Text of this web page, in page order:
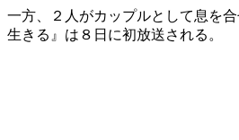
一方、２人がカップルとして息を
生きる』は８日に初放送される。